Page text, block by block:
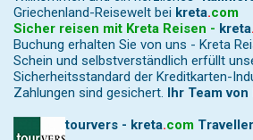
Griechenland-Reisewelt bei kreta.com
Sicher reisen mit Kreta Reisen - kreta.
Buchung erhalten Sie von uns - Kreta
Schein und selbstverständlich erfüllt
Sicherheitsstandard der Kreditkarten-
Zahlungen sind gesichert. Ihr Team von
tourvers - kreta.com